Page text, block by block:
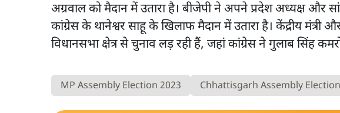
अग्रवाल को मैदान में उतारा है। बीजेपी ने अपने प्रदेश अध्यक्ष और
कांग्रेस के थानेश्वर साहू के खिलाफ मैदान में उतारा है। केंद्रीय
विधानसभा क्षेत्र से चुनाव लड़ रही हैं, जहां कांग्रेस ने गुलाब सिंह
MP Assembly Election 2023 Chhattisgarh Assembly